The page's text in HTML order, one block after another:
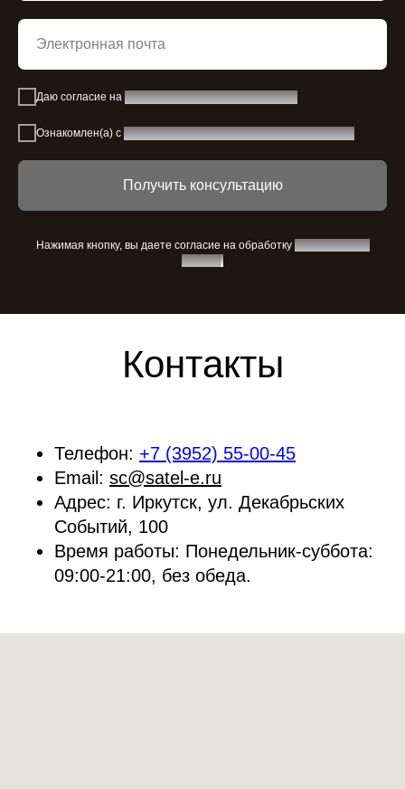
Даю согласие на обработку персональных данных
Ознакомлен(а) с политикой обработки персональных данных
Получить консультацию
Нажимая кнопку, вы даете согласие на обработку персональных
данных.
Контакты
Телефон: +7 (3952) 55-00-45
Email: sc@satel-e.ru
Адрес: г. Иркутск, ул. Декабрьских
Событий, 100
Время работы: Понедельник-суббота:
09:00-21:00, без обеда.